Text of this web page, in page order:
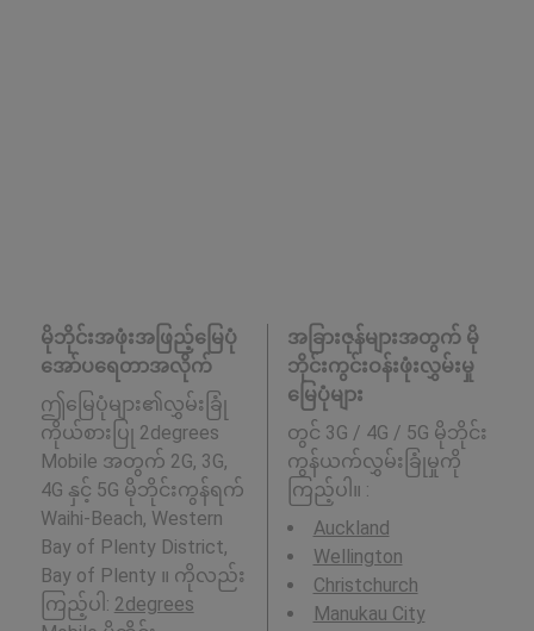
မိုဘိုင်းအဖုံးအဖြည့်မြေပုံ
အော်ပရေတာအလိုက်
ဤမြေပုံများ၏လွှမ်းခြုံ
ကိုယ်စားပြု 2degrees
Mobile အတွက် 2G, 3G,
4G နှင့် 5G မိုဘိုင်းကွန်ရက်
Waihi-Beach, Western
Bay of Plenty District,
Bay of Plenty ။ ကိုလည်း
ကြည့်ပါ: 2degrees
အခြားဇုန်များအတွက် မို
ဘိုင်းကွင်းဝန်းဖုံးလွှမ်းမှု
မြေပုံများ
တွင် 3G / 4G / 5G မိုဘိုင်း
ကွန်ယက်လွှမ်းခြုံမှုကို
ကြည့်ပါ။ :
Auckland
Wellington
Christchurch
Manukau City